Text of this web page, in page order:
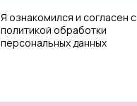
Я ознакомился и согласен с
политикой обработки
персональных данных